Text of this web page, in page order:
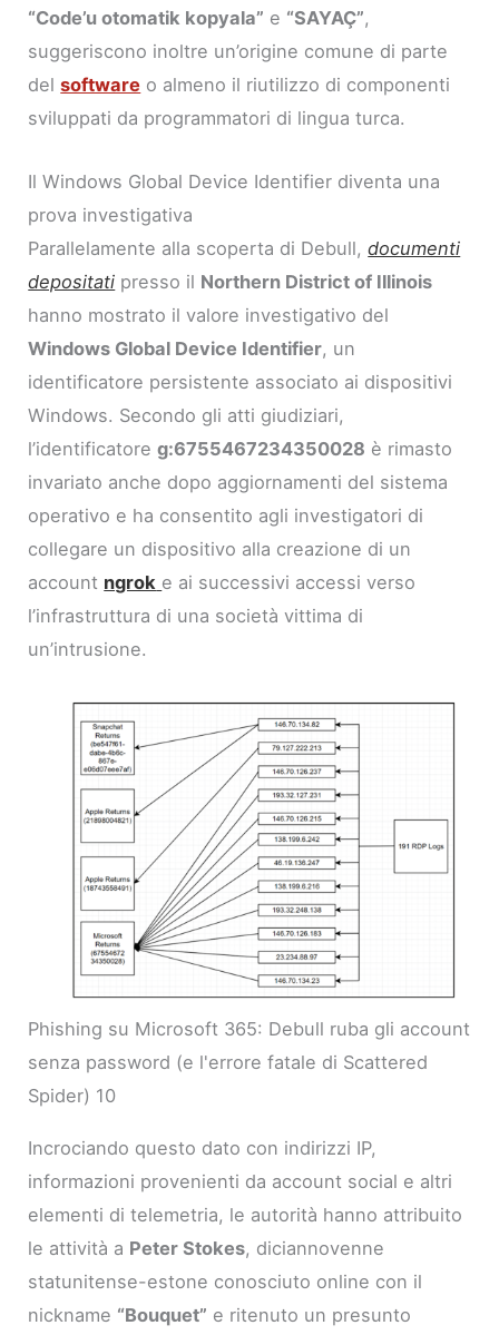
“Code’u otomatik kopyala” e “SAYAÇ”,
suggeriscono inoltre un’origine comune di parte
delsoftware o almeno il riutilizzo di componenti
sviluppati da programmatori di lingua turca.
Il Windows Global Device Identifier diventa una
prova investigativa
Parallelamente alla scoperta di Debull,documenti
depositati presso il Northern District of Illinois
hanno mostrato il valore investigativo del
Windows Global Device Identifier, un
identificatore persistente associato ai dispositivi
Windows. Secondo gli atti giudiziari,
l’identificatoreg:6755467234350028 è rimasto
invariato anche dopo aggiornamenti del sistema
operativo e ha consentito agli investigatori di
collegare un dispositivo alla creazione di un
account ngrok e ai successivi accessi verso
l’infrastruttura di una società vittima di
un’intrusione.
Phishing su Microsoft 365: Debull ruba gli account
senza password (e l'errore fatale di Scattered
Spider) 10
Incrociando questo dato con indirizzi IP,
informazioni provenienti da account social e altri
elementi di telemetria, le autorità hanno attribuito
le attività a Peter Stokes, diciannovenne
statunitense-estone conosciuto online con il
nickname “Bouquet” e ritenuto un presunto